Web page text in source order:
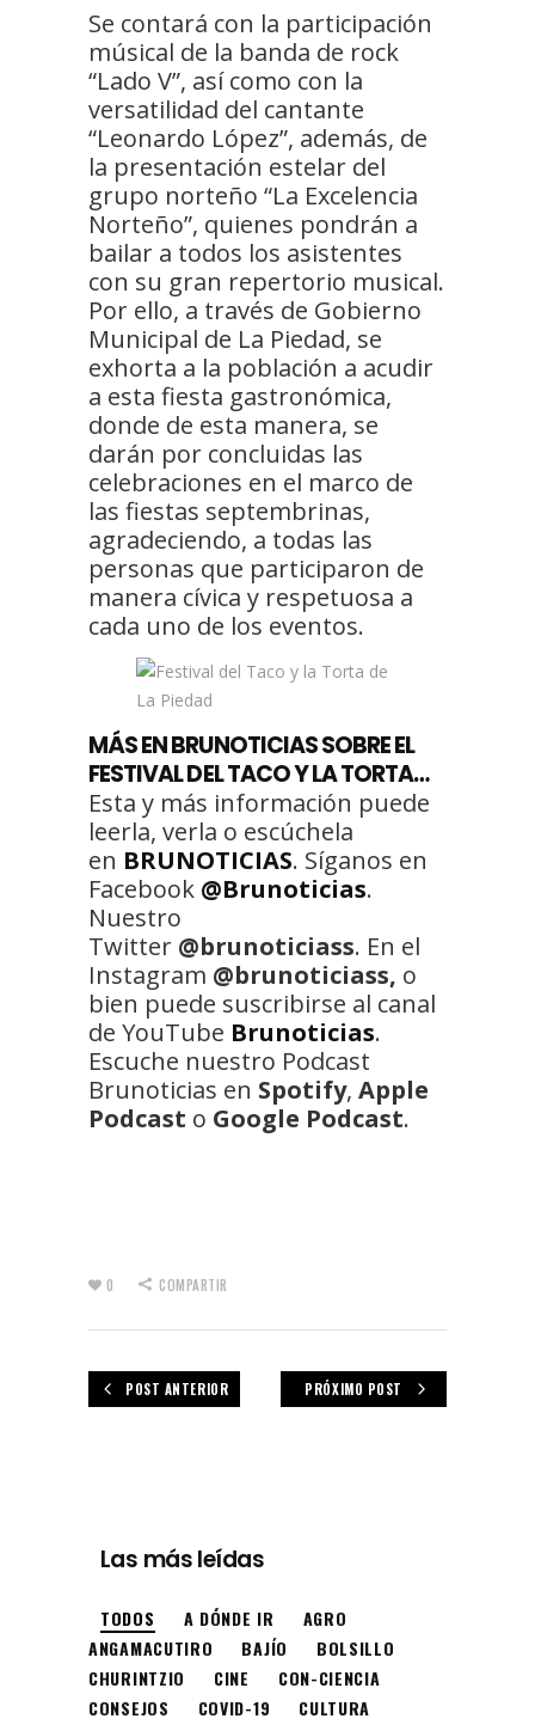
Se contará con la participación
músical de la banda de rock
“Lado V”, así como con la
versatilidad del cantante
“Leonardo López”, además, de
la presentación estelar del
grupo norteño “La Excelencia
Norteño”, quienes pondrán a
bailar a todos los asistentes
con su gran repertorio musical.
Por ello, a través de Gobierno
Municipal de La Piedad, se
exhorta a la población a acudir
a esta fiesta gastronómica,
donde de esta manera, se
darán por concluidas las
celebraciones en el marco de
las fiestas septembrinas,
agradeciendo, a todas las
personas que participaron de
manera cívica y respetuosa a
cada uno de los eventos.
MÁS EN BRUNOTICIAS SOBRE EL
FESTIVAL DEL TACO Y LA TORTA…
Esta y más información puede
leerla, verla o escúchela
en BRUNOTICIAS. Síganos en
Facebook @Brunoticias.
Nuestro
Twitter @brunoticiass. En el
Instagram @brunoticiass, o
bien puede suscribirse al canal
de YouTube Brunoticias.
Escuche nuestro Podcast
Brunoticias en Spotify, Apple
Podcast o Google Podcast.
0 COMPARTIR
POST ANTERIOR PRÓXIMO POST
Las más leídas
TODOS A DÓNDE IR
AGRO
ANGAMACUTIRO
BAJÍO
BOLSILLO
CHURINTZIO
CINE
CON-CIENCIA
CONSEJOS
COVID-19
CULTURA